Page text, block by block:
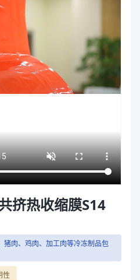
拉伸膜
、EVA
厚度60μm、材质 EVA/PE 厚度60μm
挤热收缩膜S14
猪肉、鸡肉、加工肉等冷冻制品包
性